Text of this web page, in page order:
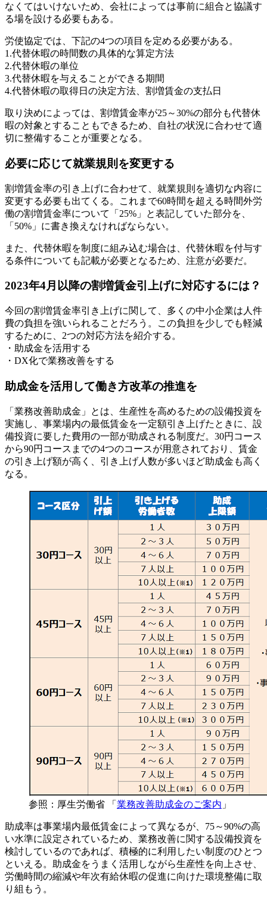
なくてはいけないため、会社によっては事前に組合と協議す
る場を設ける必要もある。
労使協定では、下記の4つの項目を定める必要がある。
1.代替休暇の時間数の具体的な算定方法
2.代替休暇の単位
3.代替休暇を与えることができる期間
4.代替休暇の取得日の決定方法、割増賃金の支払日
取り決めによっては、割増賃金率が25～30%の部分も代替休
暇の対象とすることもできるため、自社の状況に合わせて適
切に整備することが重要となる。
必要に応じて就業規則を変更する
割増賃金率の引き上げに合わせて、就業規則を適切な内容に
変更する必要も出てくる。これまで60時間を超える時間外労
働の割増賃金率について「25%」と表記していた部分を、
「50%」に書き換えなければならない。
また、代替休暇を制度に組み込む場合は、代替休暇を付与す
る条件についても記載が必要となるため、注意が必要だ。
2023年4月以降の割増賃金引上げに対応するには？
今回の割増賃金率引き上げに関して、多くの中小企業は人件
費の負担を強いられることだろう。この負担を少しでも軽減
するために、2つの対応方法を紹介する。
・助成金を活用する
・DX化で業務改善をする
助成金を活用して働き方改革の推進を
「業務改善助成金」とは、生産性を高めるための設備投資を
実施し、事業場内の最低賃金を一定額引き上げたときに、設
備投資に要した費用の一部が助成される制度だ。30円コース
から90円コースまでの4つのコースが用意されており、賃金
の引き上げ額が高く、引き上げ人数が多いほど助成金も高く
なる。
参照：厚生労働省 「 業務改善助成金のご案内 」
助成率は事業場内最低賃金によって異なるが、75～90%の高
い水準に設定されているため、業務改善に関する設備投資を
検討しているのであれば、積極的に利用したい制度のひとつ
といえる。助成金をうまく活用しながら生産性を向上させ、
労働時間の縮減や年次有給休暇の促進に向けた環境整備に取
り組もう。